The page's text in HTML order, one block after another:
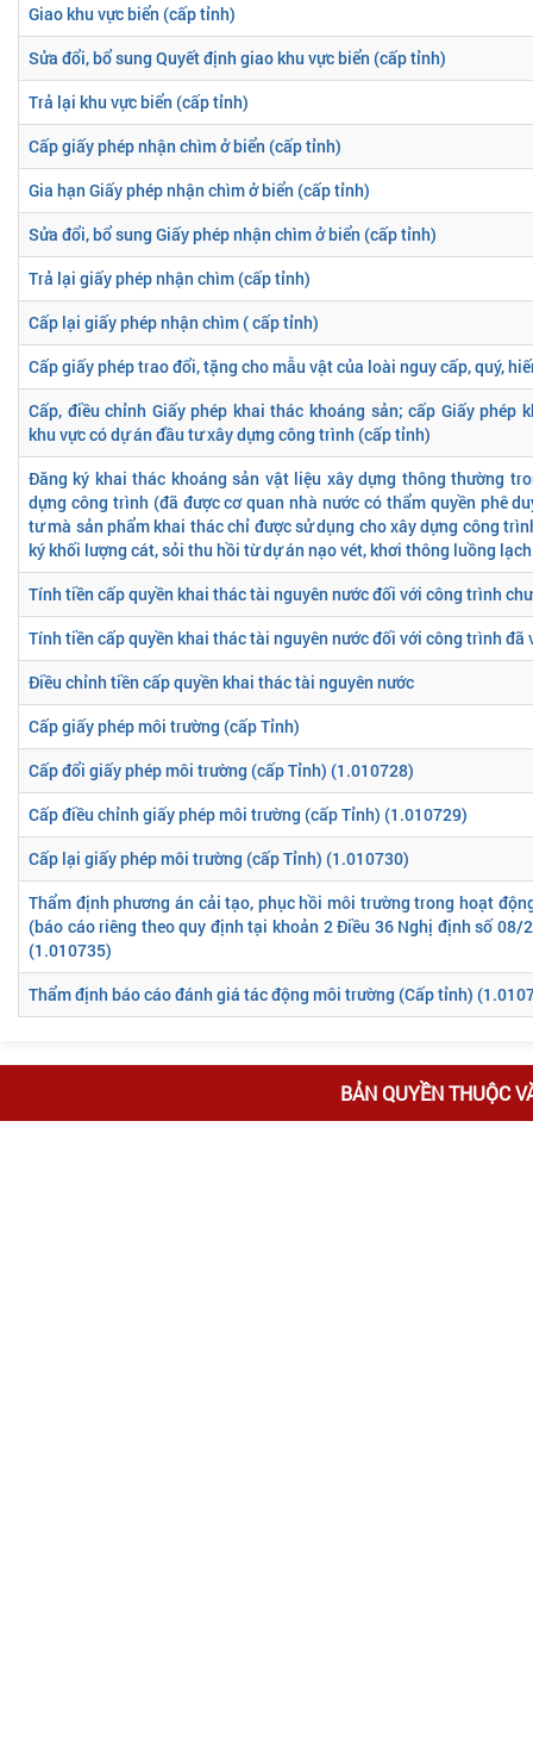
Giao khu vực biển (cấp tỉnh)
Sửa đổi, bổ sung Quyết định giao khu vực biển (cấp tỉnh)
Trả lại khu vực biển (cấp tỉnh)
Cấp giấy phép nhận chìm ở biển (cấp tỉnh)
Gia hạn Giấy phép nhận chìm ở biển (cấp tỉnh)
Sửa đổi, bổ sung Giấy phép nhận chìm ở biển (cấp tỉnh)
Trả lại giấy phép nhận chìm (cấp tỉnh)
Cấp lại giấy phép nhận chìm ( cấp tỉnh)
Cấp giấy phép trao đổi, tặng cho mẫu vật của loài nguy cấp, quý,
Cấp, điều chỉnh Giấy phép khai thác khoáng sản; cấp Giấy phép
khu vực có dự án đầu tư xây dựng công trình (cấp tỉnh)
Đăng ký khai thác khoáng sản vật liệu xây dựng thông thường
dựng công trình (đã được cơ quan nhà nước có thẩm quyền phê
tư mà sản phẩm khai thác chỉ được sử dụng cho xây dựng công
ký khối lượng cát, sỏi thu hồi từ dự án nạo vét, khơi thông luồng lạch
Tính tiền cấp quyền khai thác tài nguyên nước đối với công trình
Tính tiền cấp quyền khai thác tài nguyên nước đối với công trình đã
Điều chỉnh tiền cấp quyền khai thác tài nguyên nước
Cấp giấy phép môi trường (cấp Tỉnh)
Cấp đổi giấy phép môi trường (cấp Tỉnh) (1.010728)
Cấp điều chỉnh giấy phép môi trường (cấp Tỉnh) (1.010729)
Cấp lại giấy phép môi trường (cấp Tỉnh) (1.010730)
Thẩm định phương án cải tạo, phục hồi môi trường trong hoạt
(báo cáo riêng theo quy định tại khoản 2 Điều 36 Nghị định số
(1.010735)
Thẩm định báo cáo đánh giá tác động môi trường (Cấp tỉnh)
BẢN QUYỀN THUỘC